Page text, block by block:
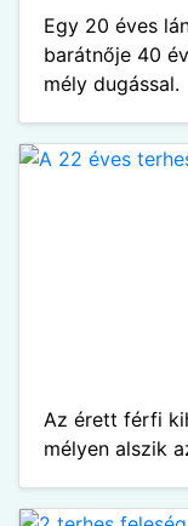
Egy 20 éves
barátnője 40
mély dugással.
Az érett férfi
mélyen alszik